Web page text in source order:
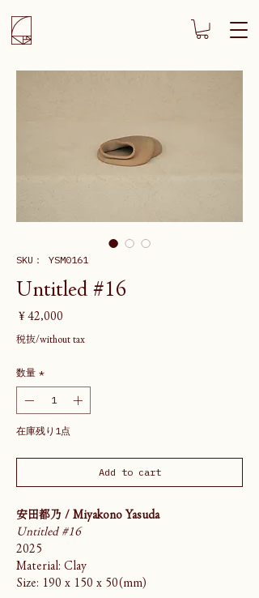
SKU： YSM0161
Untitled #16
￥42,000
税抜/without tax
数量 *
在庫残り1点
Add to cart
安田都乃 / Miyakono Yasuda
Untitled #16
2025
Material: Clay
Size: 190 x 150 x 50(mm)